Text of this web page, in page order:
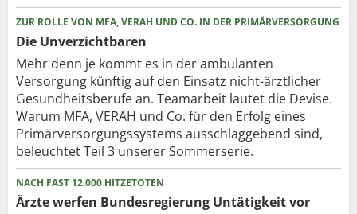
ZUR ROLLE VON MFA, VERAH UND CO. IN DER PRIMÄRVERSORGUNG
Die Unverzichtbaren
Mehr denn je kommt es in der ambulanten
Versorgung künftig auf den Einsatz nicht-ärztlicher
Gesundheitsberufe an. Teamarbeit lautet die Devise.
Warum MFA, VERAH und Co. für den Erfolg eines
Primärversorgungssystems ausschlaggebend sind,
beleuchtet Teil 3 unserer Sommerserie.
NACH FAST 12.000 HITZETOTEN
Ärzte werfen Bundesregierung Untätigkeit vor